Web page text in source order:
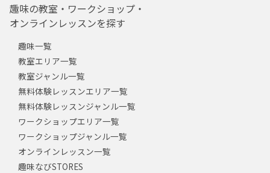
趣味の教室・ワークショップ・
オンラインレッスンを探す
趣味一覧
教室エリア一覧
教室ジャンル一覧
無料体験レッスンエリア一覧
無料体験レッスンジャンル一覧
ワークショップエリア一覧
ワークショップジャンル一覧
オンラインレッスン一覧
趣味なびSTORES